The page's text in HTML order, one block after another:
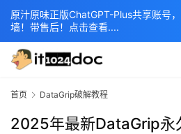
首页 DataGrip破解教程
2025年最新DataGrip永
原汁原味正版ChatGPT-Plus共享账号
墙！带售后！点击查看....